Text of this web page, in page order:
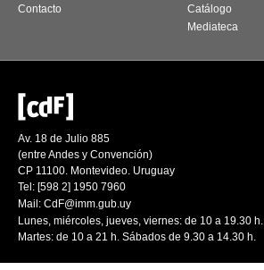
Contacto
Catálogo
Mediateca
Av. 18 de Julio 885
(entre Andes y Convención)
CP 11100. Montevideo. Uruguay
Tel: [598 2] 1950 7960
Mail: CdF@imm.gub.uy
Lunes, miércoles, jueves, viernes: de 10 a 19.30 h.
Martes: de 10 a 21 h. Sábados de 9.30 a 14.30 h.